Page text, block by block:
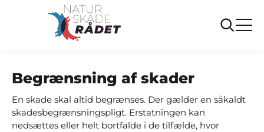
Ofte stillede spørgsmål
Begrænsning af skader
En skade skal altid begrænses. Der gælder en såkaldt
skadesbegrænsningspligt. Erstatningen kan
nedsættes eller helt bortfalde i de tilfælde, hvor